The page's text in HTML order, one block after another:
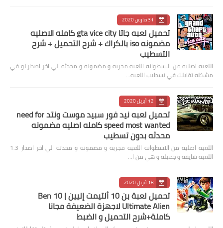
31 مارس 2020
تحميل لعبه جاتا gta vice city كامله الاصليه
مضمونه iso بالكراك + شرح التحميل + شرح
التسطيب
اللعبه اصليه من الاسطوانه اللعبه مجربه و مضمونه و محدثه الي اخر اصدار لو في
مشكله تقابلك في تسطيب اللعبه…
12 أبريل 2020
تحميل لعبه نيد فور سبيد موست ونتد need for
speed most wanted كامله اصليه مضمونه
محدثه بدون تسطيب
اللعبه اصليه من الاسطوانه اللعبه مجربه و مضمونه و محدثه الي اخر اصدار 1.3
اللعبه شايقه و جميله و هي من ا…
18 أبريل 2020
تحميل لعبة بن 10 ألتيمت إليين | Ben 10
Ultimate Alien لاجهزة الضعيفة مجانا
كاملة+شرح التحميل و الضبط